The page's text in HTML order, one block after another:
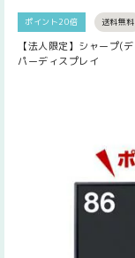
ポイント20倍 送料無料
【法人限定】シャー
パーディスプレイ